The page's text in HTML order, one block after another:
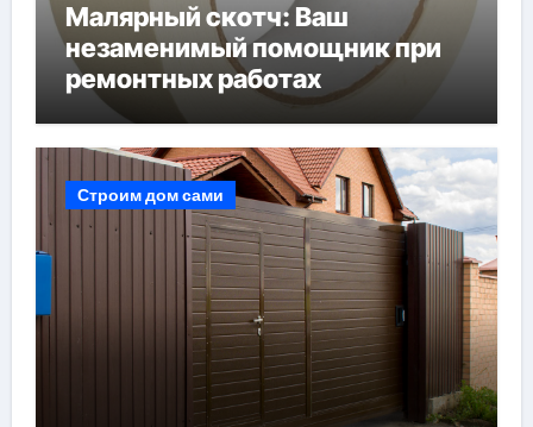
Малярный скотч: Ваш
незаменимый помощник при
ремонтных работах
Строим дом сами